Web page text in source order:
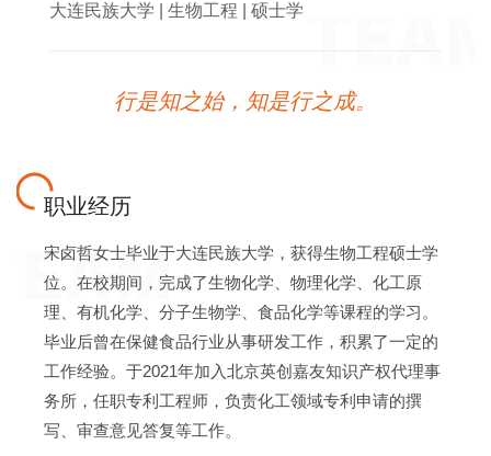
大连民族大学 | 生物工程 | 硕士学
行是知之始，知是行之成。
职业经历
宋卤哲女士毕业于大连民族大学，获得生物工程硕士学
位。在校期间，完成了生物化学、物理化学、化工原
理、有机化学、分子生物学、食品化学等课程的学习。
毕业后曾在保健食品行业从事研发工作，积累了一定的
工作经验。于2021年加入北京英创嘉友知识产权代理事
务所，任职专利工程师，负责化工领域专利申请的撰
写、审查意见答复等工作。